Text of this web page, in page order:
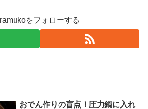
ramukoをフォローする
おでん作りの盲点！圧力鍋に入れ